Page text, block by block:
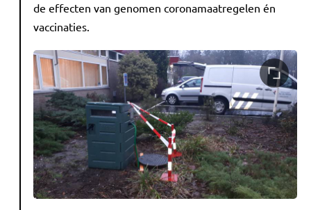
de effecten van genomen coronamaatregelen én
vaccinaties.